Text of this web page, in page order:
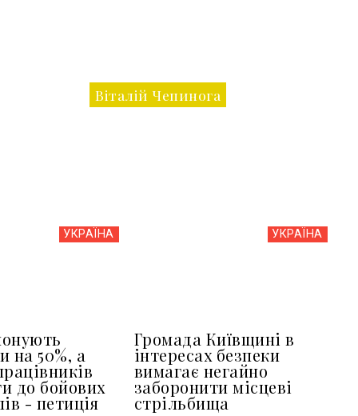
Віталій Чепинога
УКРАЇНА
на 50%, а
до бойових
- петиція
УКРАЇНА
Громада Київщині в
інтересах безпеки
вимагає негайно
заборонити місцеві
стрільбища